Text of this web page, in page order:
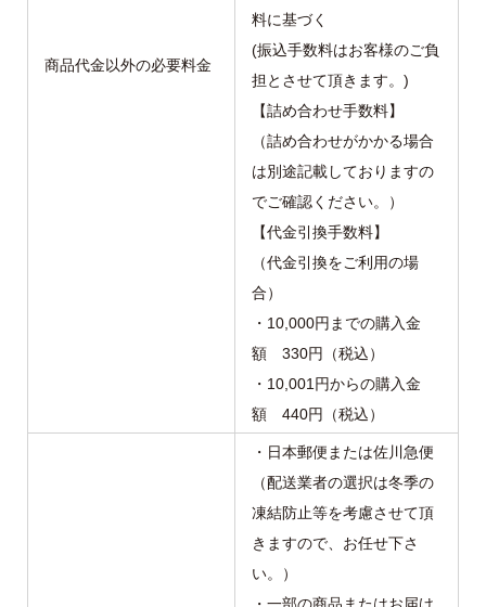
商品代金以外の必要料金
料に基づく
(振込手数料はお客様のご負
担とさせて頂きます。)
【詰め合わせ手数料】
（詰め合わせがかかる場合
は別途記載しておりますの
でご確認ください。）
【代金引換手数料】
（代金引換をご利用の場
合）
・10,000円までの購入金
額 330円（税込）
・10,001円からの購入金
額 440円（税込）
・日本郵便または佐川急便
（配送業者の選択は冬季の
凍結防止等を考慮させて頂
きますので、お任せ下さ
い。）